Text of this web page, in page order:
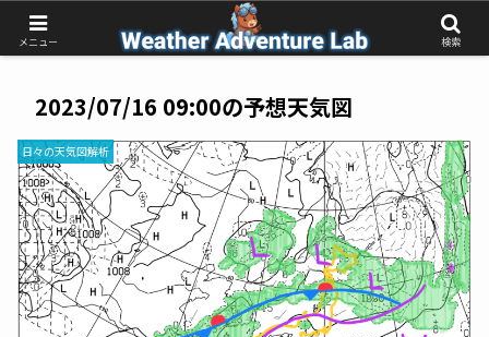
受動的な予報待ちから、能動的な気象判断へ
2023/07/16 09:00の予想天気図
日々の天気図解析
メニュー 検索